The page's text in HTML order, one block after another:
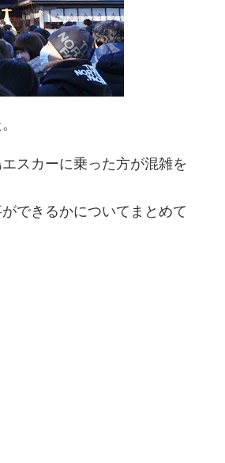
スカーに乗った方が混雑を
できるかについてまとめて